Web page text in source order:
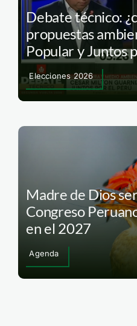
Debate técnico:
propuestas
Popular y Juntos
Elecciones 2026
Madre de Dios
Congreso
en el 2027
Agenda